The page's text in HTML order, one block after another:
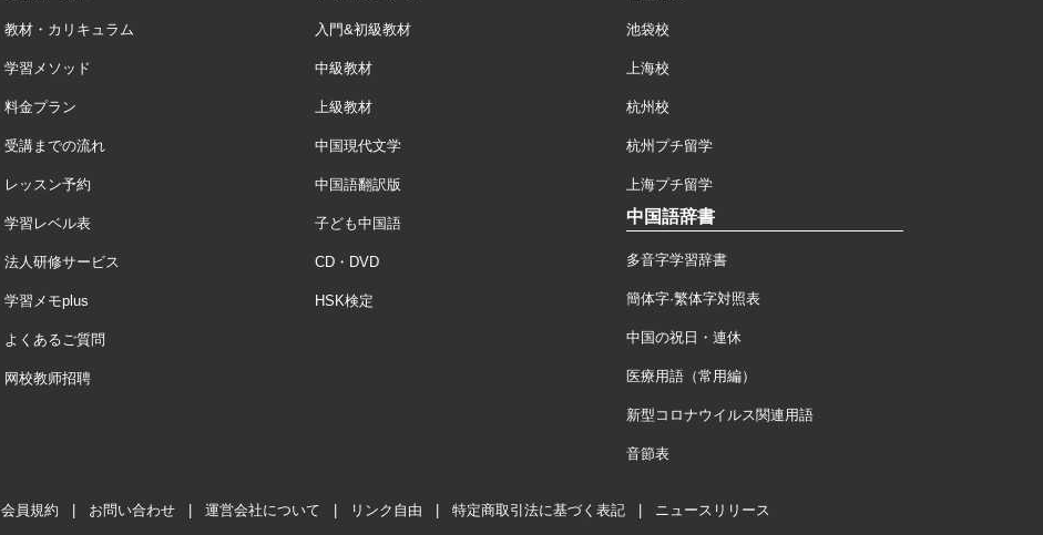
教材・カリキュラム
学習メソッド
料金プラン
受講までの流れ
レッスン予約
学習レベル表
法人研修サービス
学習メモplus
よくあるご質問
网校教师招聘
入門&初級教材
中級教材
上級教材
中国現代文学
中国語翻訳版
子ども中国語
CD・DVD
HSK検定
池袋校
上海校
杭州校
杭州プチ留学
上海プチ留学
中国語辞書
多音字学習辞書
簡体字·繁体字対照表
中国の祝日・連休
医療用語（常用編）
新型コロナウイルス関連用語
音節表
会員規約 お問い合わせ 運営会社について リンク自由 特定商取引法に基づく表記 ニュースリリース